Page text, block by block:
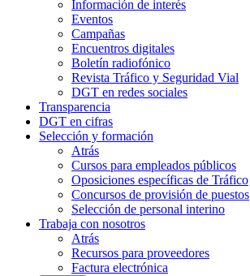
Información de interés
Eventos
Campañas
Encuentros digitales
Boletín radiofónico
Revista Tráfico y Seguridad Vial
DGT en redes sociales
Transparencia
DGT en cifras
Selección y formación
Atrás
Cursos para empleados públicos
Oposiciones específicas de Tráfico
Concursos de provisión de puestos
Selección de personal interino
Trabaja con nosotros
Atrás
Recursos para proveedores
Factura electrónica